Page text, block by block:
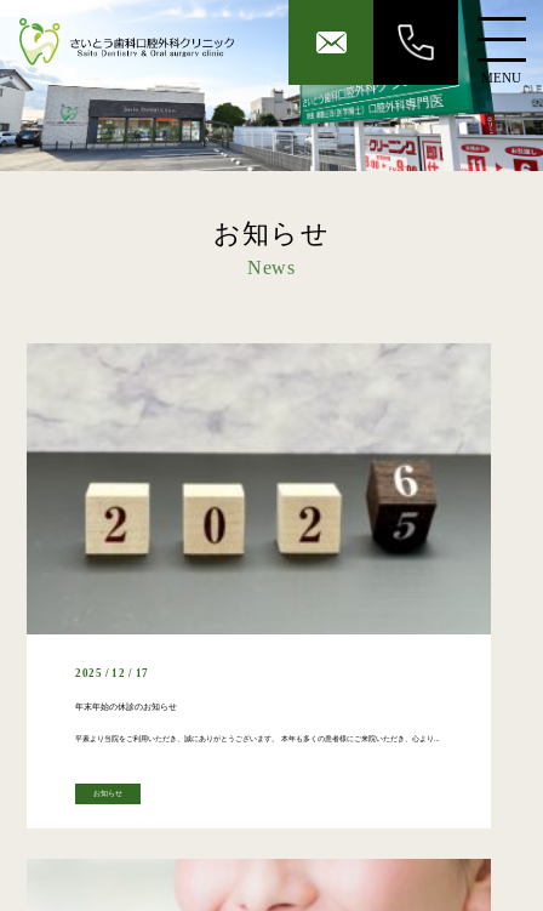
MENU
お知らせ
News
2025 / 12 / 17
年末年始の休診のお知らせ
お知らせ